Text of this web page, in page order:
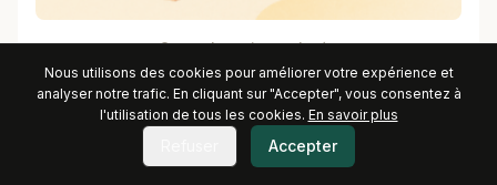
Sacs shopping colorés
Nous utilisons des cookies pour améliorer votre expérience et
analyser notre trafic. En cliquant sur "Accepter", vous consentez à
l'utilisation de tous les cookies. En savoir plus
Accepter